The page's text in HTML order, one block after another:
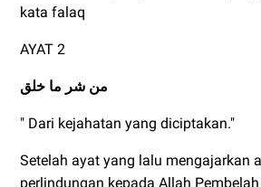
kata falaq
AYAT 2
من شر ما خلق
" Dari kejahatan yang diciptakan."
Setelah ayat yang lalu mengajarkan
perlindungan kepada Allah